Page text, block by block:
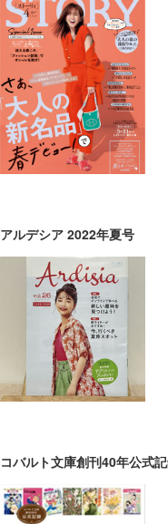
アルデシア 2022年夏号
コバルト文庫創刊40年公式